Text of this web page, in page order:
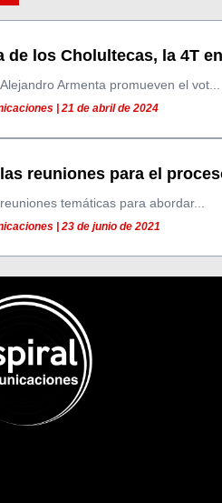
de los Cholultecas, la 4T
Armenta promueven el vot...
| 21 de abril de 2024
reuniones para el
temáticas para abordar...
| 23 de junio de 2021